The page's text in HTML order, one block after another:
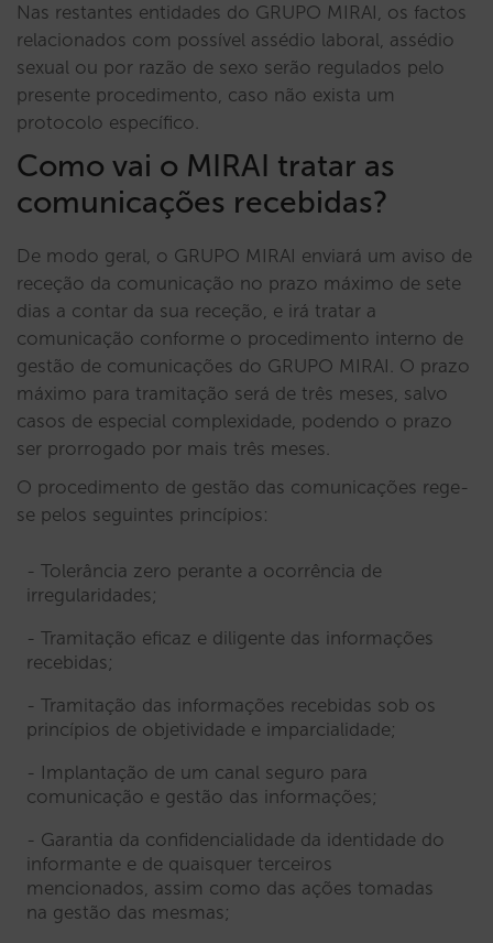
Nas restantes entidades do GRUPO MIRAI, os factos
relacionados com possível assédio laboral, assédio
sexual ou por razão de sexo serão regulados pelo
presente procedimento, caso não exista um
protocolo específico.
Como vai o MIRAI tratar as
comunicações recebidas?
De modo geral, o GRUPO MIRAI enviará um aviso de
receção da comunicação no prazo máximo de sete
dias a contar da sua receção, e irá tratar a
comunicação conforme o procedimento interno de
gestão de comunicações do GRUPO MIRAI. O prazo
máximo para tramitação será de três meses, salvo
casos de especial complexidade, podendo o prazo
ser prorrogado por mais três meses.
O procedimento de gestão das comunicações rege-
se pelos seguintes princípios:
Tolerância zero perante a ocorrência de
irregularidades;
Tramitação eficaz e diligente das informações
recebidas;
Tramitação das informações recebidas sob os
princípios de objetividade e imparcialidade;
Implantação de um canal seguro para
comunicação e gestão das informações;
Garantia da confidencialidade da identidade do
informante e de quaisquer terceiros
mencionados, assim como das ações tomadas
na gestão das mesmas;